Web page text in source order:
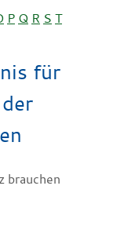
P Q R S T
für
brauchen